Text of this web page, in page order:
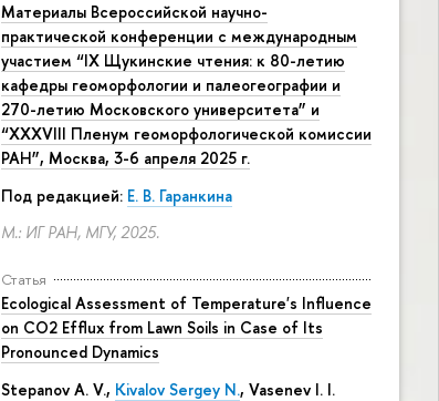
Материалы Всероссийской научно-
практической конференции с международным
участием “IX Щукинские чтения: к 80-летию
кафедры геоморфологии и палеогеографии и
270-летию Московского университета” и
“XXXVIII Пленум геоморфологической комиссии
РАН”, Москва, 3-6 апреля 2025 г.
Под редакцией: Е. В. Гаранкина
М.: ИГ РАН, МГУ, 2025.
Статья
Ecological Assessment of Temperature's Influence
on CO2 Efflux from Lawn Soils in Case of Its
Pronounced Dynamics
Stepanov A. V., Kivalov Sergey N., Vasenev I. I.